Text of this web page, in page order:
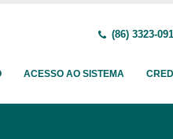
(86) 3323-
ACESSO AO SISTEMA